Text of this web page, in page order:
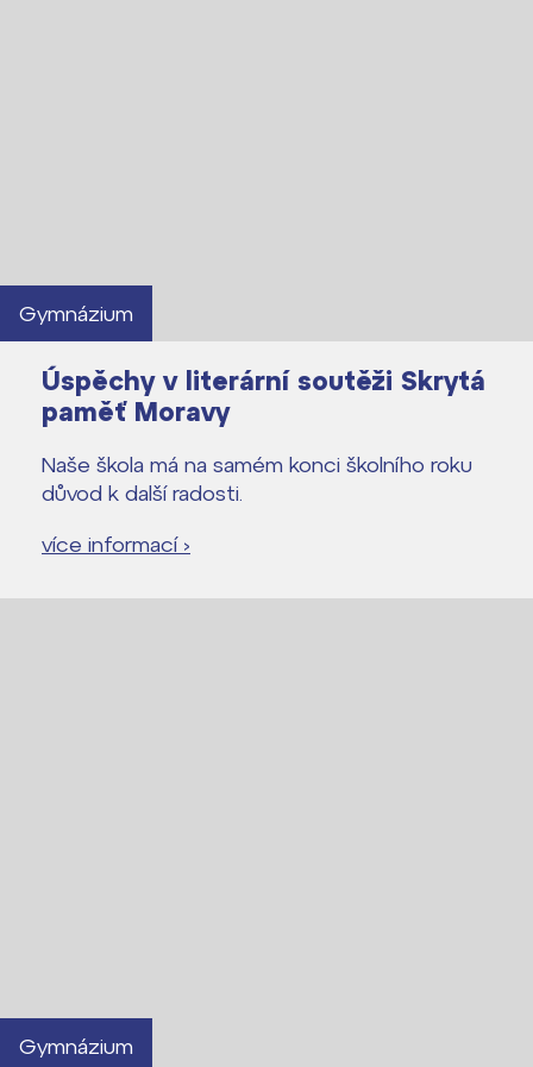
Gymnázium
Úspěchy v literární soutěži Skrytá
paměť Moravy
Naše škola má na samém konci školního roku
důvod k další radosti.
více informací ›
Gymnázium